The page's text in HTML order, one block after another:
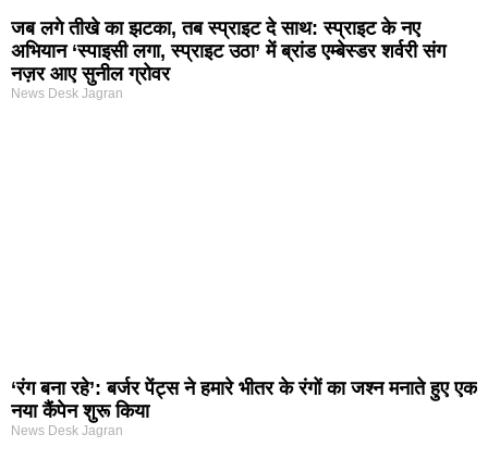
जब लगे तीखे का झटका, तब स्प्राइट दे साथ: स्प्राइट के नए
अभियान ‘स्पाइसी लगा, स्प्राइट उठा’ में ब्रांड एम्बेस्डर शर्वरी संग
नज़र आए सुनील ग्रोवर
News Desk Jagran
‘रंग बना रहे’: बर्जर पेंट्स ने हमारे भीतर के रंगों का जश्न मनाते हुए एक
नया कैंपेन शुरू किया
News Desk Jagran